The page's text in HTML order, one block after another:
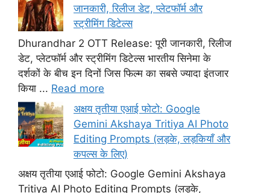
जानकारी, रिलीज डेट, प्लेटफॉर्म और
स्ट्रीमिंग डिटेल्स
Dhurandhar 2 OTT Release: पूरी जानकारी, रिलीज
डेट, प्लेटफॉर्म और स्ट्रीमिंग डिटेल्स भारतीय सिनेमा के
दर्शकों के बीच इन दिनों जिस फिल्म का सबसे ज्यादा इंतजार
किया ... Read more
अक्षय तृतीया एआई फोटो: Google
Gemini Akshaya Tritiya AI Photo
Editing Prompts (लड़के, लड़कियाँ और
कपल्स के लिए)
अक्षय तृतीया एआई फोटो: Google Gemini Akshaya
Tritiya AI Photo Editing Prompts (लड़के,